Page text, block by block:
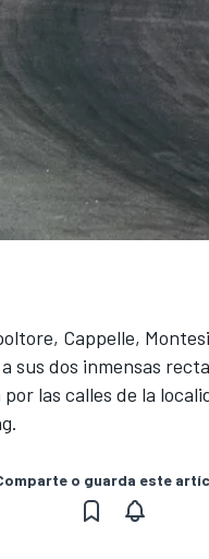
Cappelle,
sus dos inmensas
las calles de la
o guarda este